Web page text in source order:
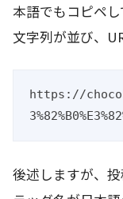
本語でもコピペ
文字列が並び、
https://
後述しますが、